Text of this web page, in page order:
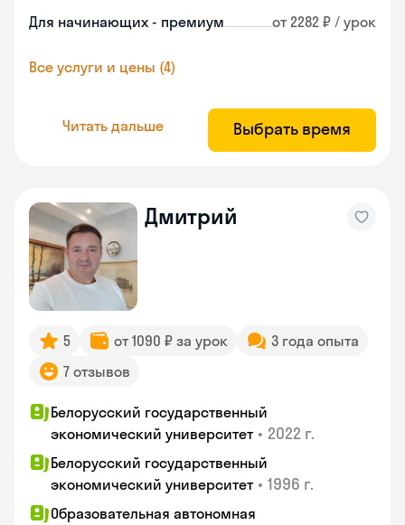
Для начинающих - премиум от 2282 ₽ / урок
Все услуги и цены (4)
Читать дальше Выбрать время
Дмитрий
5 от 1090 ₽ за урок
3 года опыта
7 отзывов
Белорусский государственный
экономический университет • 2022 г.
Белорусский государственный
экономический университет • 1996 г.
Образовательная автономная